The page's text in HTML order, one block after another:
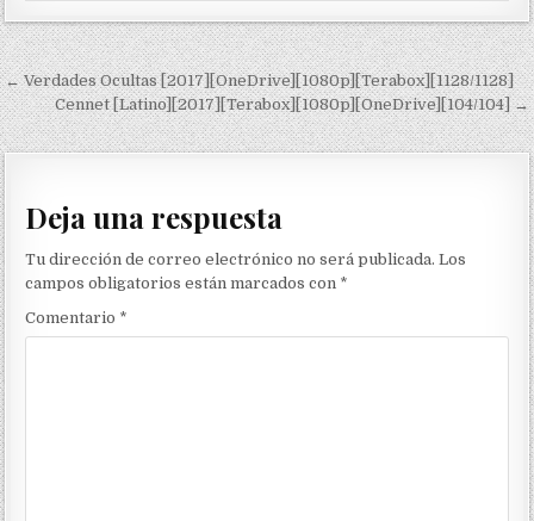
Navegación de entradas
← Verdades Ocultas [2017][OneDrive][1080p][Terabox][1128/1128]
Cennet [Latino][2017][Terabox][1080p][OneDrive][104/104] →
Deja una respuesta
Tu dirección de correo electrónico no será publicada. Los
campos obligatorios están marcados con *
Comentario *